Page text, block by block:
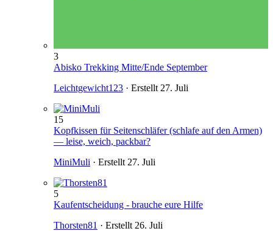
3
Abisko Trekking Mitte/Ende September
Leichtgewicht123 · Erstellt 27. Juli
15
Kopfkissen für Seitenschläfer (schlafe auf den Armen)
— leise, weich, packbar?
MiniMuli · Erstellt 27. Juli
5
Kaufentscheidung - brauche eure Hilfe
Thorsten81 · Erstellt 26. Juli